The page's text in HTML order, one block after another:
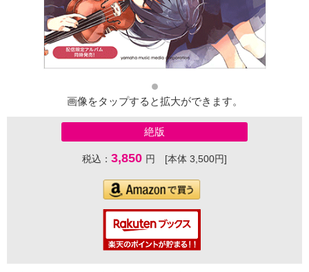
画像をタップすると拡大ができます。
絶版
税込： 3,850 円 [本体 3,500円]